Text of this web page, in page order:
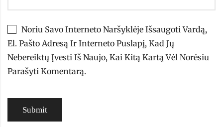
Noriu Savo Interneto Naršyklėje Išsaugoti Vardą,
El. Pašto Adresą Ir Interneto Puslapį, Kad Jų
Nebereiktų Įvesti Iš Naujo, Kai Kitą Kartą Vėl Norėsiu
Parašyti Komentarą.